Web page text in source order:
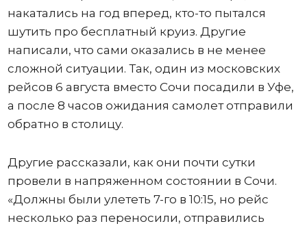
накатались на год вперед, кто-то пытался
шутить про бесплатный круиз. Другие
написали, что сами оказались в не менее
сложной ситуации. Так, один из московских
рейсов 6 августа вместо Сочи посадили в Уфе,
а после 8 часов ожидания самолет отправили
обратно в столицу.
Другие рассказали, как они почти сутки
провели в напряженном состоянии в Сочи.
«Должны были улететь 7-го в 10:15, но рейс
несколько раз переносили, отправились